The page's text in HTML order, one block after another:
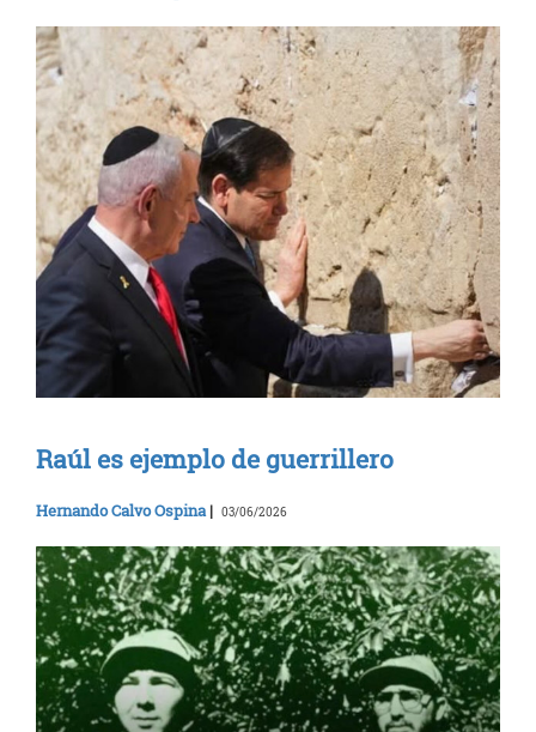
Raúl es ejemplo de guerrillero
Hernando Calvo Ospina | 03/06/2026